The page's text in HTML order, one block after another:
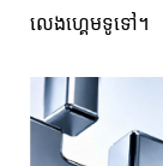
លេងហ្គេមទូទៅ។